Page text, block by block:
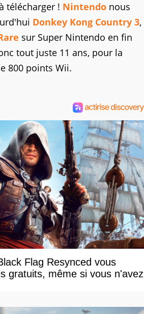
télécharger ! Nintendo nous
Donkey Kong Country 3,
sur Super Nintendo en fin
tout juste 11 ans, pour la
800 points Wii.
Flag Resynced vous
gratuits, même si vous n'avez